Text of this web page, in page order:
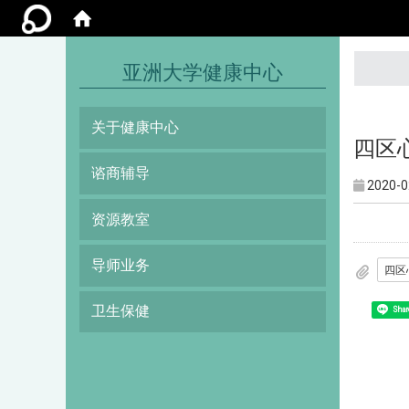
亚洲大学健康中心
关于健康中心
谘商辅导
资源教室
导师业务
卫生保健
四区
2020-